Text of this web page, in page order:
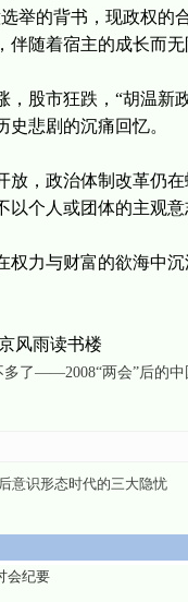
举的背书，现政权
伴随着宿主的成长而
股市狂跌，“胡温新
悲剧的沉痛回忆。
，政治体制改革仍
以个人或团体的主观
力与财富的欲海中
读书楼
多了——2008“两会”后的中
意识形态时代的三大隐忧
会纪要